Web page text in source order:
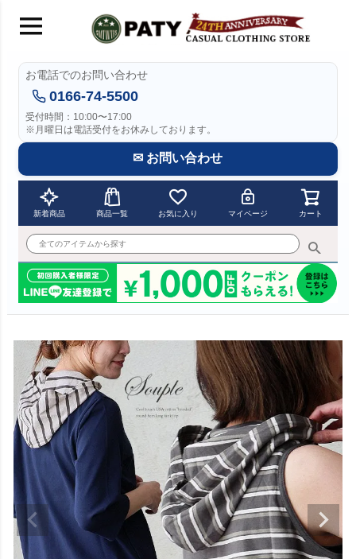
お電話でのお問い合わせ
0166-74-5500
受付時間：10:00〜17:00
※月曜日は電話受付をお休みしております。
✉ お問い合わせ
新着商品 商品一覧 お気に入り マイページ カート